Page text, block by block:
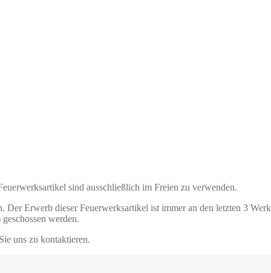
sind ausschließlich im Freien zu verwenden.
Erwerb dieser Feuerwerksartikel ist immer an den letzten 3
werden.
uns zu kontaktieren.